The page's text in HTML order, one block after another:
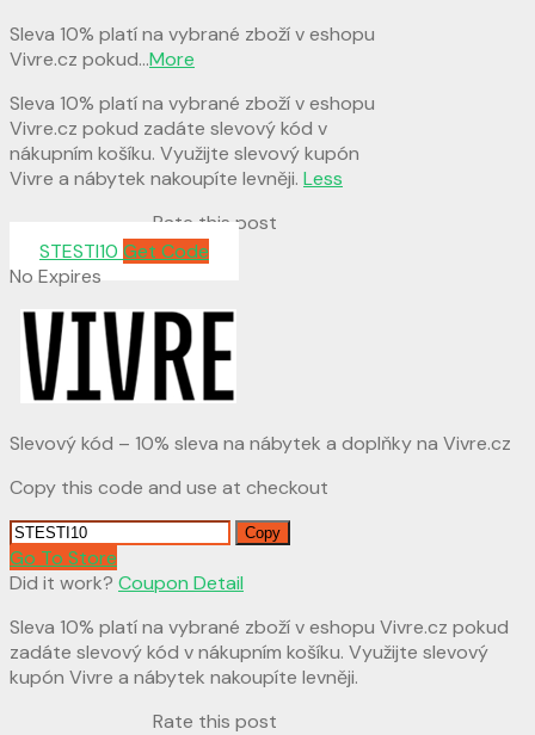
Sleva 10% platí na vybrané zboží v eshopu
Vivre.cz pokud...More
Sleva 10% platí na vybrané zboží v eshopu
Vivre.cz pokud zadáte slevový kód v
nákupním košíku. Využijte slevový kupón
Vivre a nábytek nakoupíte levněji. Less
Rate this post
STESTI10 Get Code
No Expires
Slevový kód – 10% sleva na nábytek a doplňky na Vivre.cz
Copy this code and use at checkout
Copy
Go To Store
Did it work? Coupon Detail
Sleva 10% platí na vybrané zboží v eshopu Vivre.cz pokud
zadáte slevový kód v nákupním košíku. Využijte slevový
kupón Vivre a nábytek nakoupíte levněji.
Rate this post